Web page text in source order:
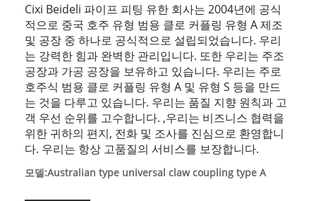
Cixi Beideli 파이프 피팅 유한 회사는 2004년에 공식
적으로 중국 호주 유형 범용 클로 커플링 유형 A 제조
및 공장 중 하나로 공식적으로 설립되었습니다. 우리
는 강력한 힘과 완벽한 관리입니다. 또한 우리는 주조
공장과 가공 공장을 보유하고 있습니다. 우리는 주로
호주식 범용 클로 커플링 유형 A 및 유형 S 등을 만드
는 것을 다루고 있습니다. 우리는 품질 지향 원칙과 고
객 우선 순위를 고수합니다. ,우리는 비즈니스 협력을
위한 귀하의 편지, 전화 및 조사를 진심으로 환영합니
다. 우리는 항상 고품질의 서비스를 보장합니다.
모델:Australian type universal claw coupling type A